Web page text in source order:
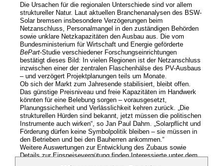
Die Ursachen für die regionalen Unterschiede sind vor allem
struktureller Natur. Laut aktuellen Branchenanalysen des BSW-
Solar bremsen insbesondere Verzögerungen beim
Netzanschluss, Personalmangel in den zuständigen Behörden
sowie unklare Netzkapazitäten den Ausbau aus. Die vom
Bundesministerium für Wirtschaft und Energie geförderte
BePart-Studie verschiedener Forschungseinrichtungen
bestätigt dieses Bild: In vielen Regionen ist der Netzanschluss
inzwischen einer der zentralen Flaschenhälse des PV-Ausbaus
– und verzögert Projektplanungen teils um Monate.
Ob sich der Markt zum Jahresende stabilisiert, bleibt offen.
Das günstige Preisniveau und freie Kapazitäten im Handwerk
könnten für eine Belebung sorgen – vorausgesetzt,
Planungssicherheit und Verlässlichkeit kehren zurück. „Die
strukturellen Hürden sind bekannt, jetzt müssen die politischen
Instrumente auch wirken“, so Jan Paul Dahm. „Solarpflicht und
Förderung dürfen keine Symbolpolitik bleiben – sie müssen in
den Betrieben und bei den Bauherren ankommen.“
Weitere Auswertungen zur Entwicklung des Zubaus sowie
Details zur Einspeisevergütung finden Interessierte unter dem